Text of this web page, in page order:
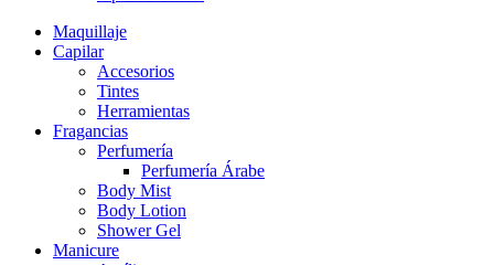
Maquillaje
Capilar
Accesorios
Tintes
Herramientas
Fragancias
Perfumería
Perfumería Árabe
Body Mist
Body Lotion
Shower Gel
Manicure